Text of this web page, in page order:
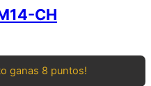
CH
ganas 8 puntos!